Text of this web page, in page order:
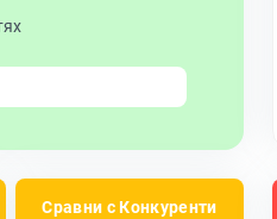
Сравни с Конкуренти